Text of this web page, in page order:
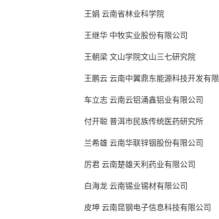
王娟 云南省林业科学院
王继华 中牧实业股份有限公司
王朝梁 文山学院文山三七研究院
王鹏云 云南中翼鼎东能源科技开发有
车立志 云南云铝涌鑫铝业有限公司
付开聪 普洱市民族传统医药研究所
兰希雄 云南华联锌铟股份有限公司
厉君 云南楚雄天利药业有限公司
白海龙 云南锡业锡材有限公司
皮坤 云南昆钢电子信息科技有限公司